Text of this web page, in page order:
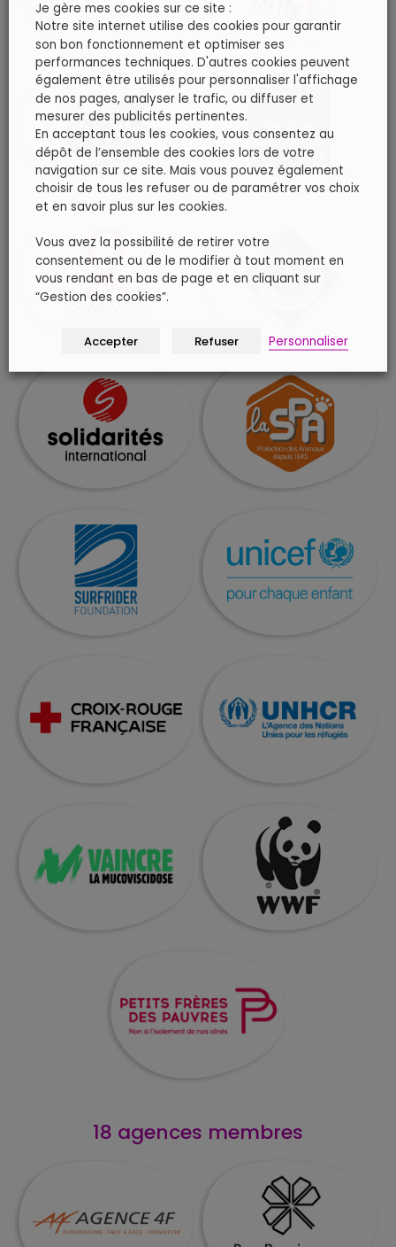
18 agences membres
Je gère mes cookies sur ce site :
Notre site internet utilise des cookies pour garantir
son bon fonctionnement et optimiser ses
performances techniques. D'autres cookies peuvent
également être utilisés pour personnaliser l'affichage
de nos pages, analyser le trafic, ou diffuser et
mesurer des publicités pertinentes.
En acceptant tous les cookies, vous consentez au
dépôt de l’ensemble des cookies lors de votre
navigation sur ce site. Mais vous pouvez également
choisir de tous les refuser ou de paramétrer vos choix
et en savoir plus sur les cookies.
Vous avez la possibilité de retirer votre
consentement ou de le modifier à tout moment en
vous rendant en bas de page et en cliquant sur
“Gestion des cookies”.
Accepter Refuser Personnaliser